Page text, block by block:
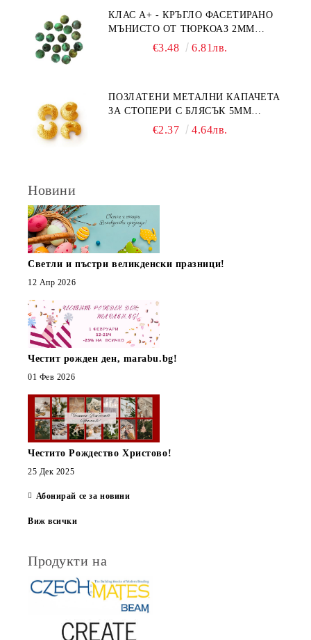
КЛАС А+ - КРЪГЛО ФАСЕТИРАНО
МЪНИСТО ОТ ТЮРКОАЗ 2ММ
€3.48 6.81лв.
ПОЗЛАТЕНИ МЕТАЛНИ КАПАЧЕТА
ЗА СТОПЕРИ С БЛЯСЪК 5ММ
€2.37 4.64лв.
Новини
Светли и пъстри великденски празници!
12 Апр 2026
Честит рожден ден, marabu.bg!
01 Фев 2026
Честито Рождество Христово!
25 Дек 2025
Абонирай се за новини
Виж всички
Продукти на